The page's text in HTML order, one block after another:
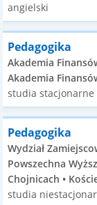
angielski
Pedagogika
Akademia
Akademia
studia stacjonarne
Pedagogika
Wydział
Powszechna
Chojnicach •
studia